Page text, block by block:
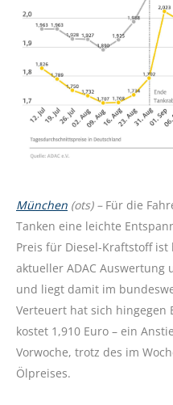
München (ots) – Für die
Tanken eine leichte
Preis für Diesel-Kraftstoff
aktueller ADAC Auswertung
und liegt damit im
Verteuert hat sich hingegen
kostet 1,910 Euro – ein
Vorwoche, trotz des im
Ölpreises.